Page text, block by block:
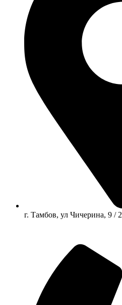
г. Тамбов, ул Чичерина, 9 / 2